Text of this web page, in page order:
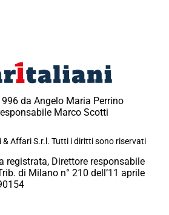
da Angelo Maria Perrino
Marco Scotti
Affari S.r.l. Tutti i diritti sono riservati
registrata, Direttore responsabile
di Milano n° 210 dell’11 aprile